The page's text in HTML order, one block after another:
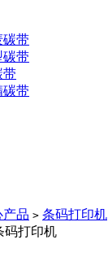
碳带
碳带
带
碳带
产品 > 条码打印机
码打印机